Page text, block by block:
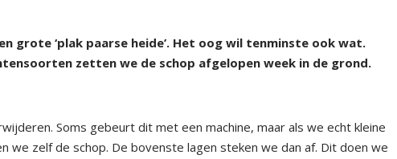
grote ‘plak paarse heide’. Het oog wil tenminste ook wat.
zetten we de schop afgelopen week in de grond.
Soms gebeurt dit met een machine, maar als we echt kleine
we zelf de schop. De bovenste lagen steken we dan af. Dit doen we